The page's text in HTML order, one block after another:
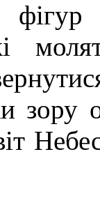
зору